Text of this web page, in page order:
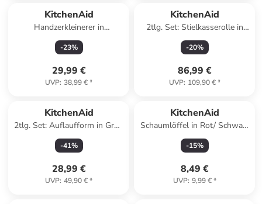
KitchenAid
Handzerkleinerer in
Transparent/ Rot - 720 ml
-23%
29,99 €
UVP: 38,99 €*
KitchenAid
2tlg. Set: Stielkasserolle in
Schwarz/ Silber - 2 l
-20%
86,99 €
UVP: 109,90 €*
KitchenAid
2tlg. Set: Auflaufform in Grün
- 1,9 l
-41%
28,99 €
UVP: 49,90 €*
KitchenAid
Schaumlöffel in Rot/ Schwarz
- (L)34 cm
-15%
8,49 €
UVP: 9,99 €*